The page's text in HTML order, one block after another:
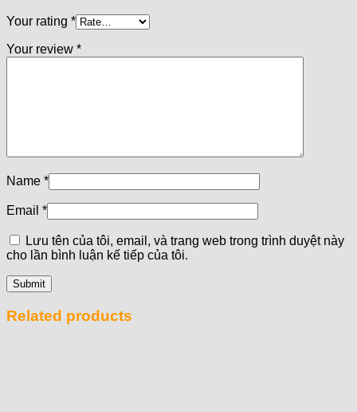
Your rating *
Your review *
Name *
Email *
Lưu tên của tôi, email, và trang web trong trình duyệt này
cho lần bình luận kế tiếp của tôi.
Related products